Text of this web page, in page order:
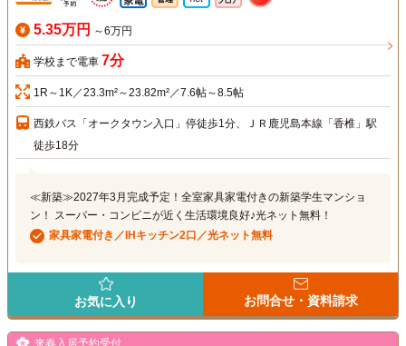
5.35万円 ～6万円
学校まで電車 7分
1R～1K／23.3m²～23.82m²／7.6帖～8.5帖
西鉄バス「オークタウン入口」停徒歩1分、ＪＲ鹿児島本線「香椎」駅
徒歩18分
≪新築≫2027年3月完成予定！全室家具家電付きの新築学生マンショ
ン！ スーパー・コンビニが近く生活環境良好♪光ネット無料！
家具家電付き／IHキッチン2口／光ネット無料
お気に入り お問合せ・資料請求